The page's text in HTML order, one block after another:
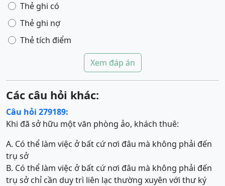
Thẻ ghi có
Thẻ ghi nợ
Thẻ tích điểm
Xem đáp án
Các câu hỏi khác:
Câu hỏi 279189:
Khi đã sở hữu một văn phòng ảo, khách thuê:
A. Có thể làm việc ở bất cứ nơi đâu mà không phải đến
trụ sở
B. Có thể làm việc ở bất cứ nơi đâu mà không phải đến
trụ sở chỉ cần duy trì liên lạc thường xuyên với thư ký